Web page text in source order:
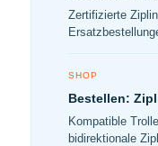
Zertifizierte
SHOP
Bestellen:
Kompatible
bidirektionale